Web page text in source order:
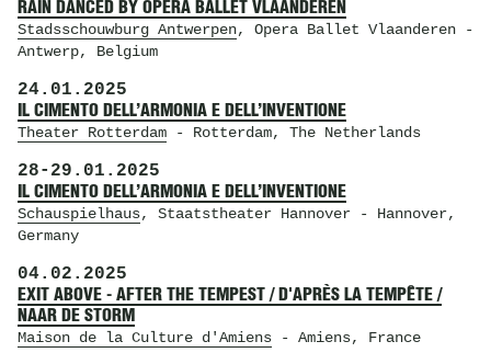
RAIN DANCED BY OPERA BALLET VLAANDEREN
Stadsschouwburg Antwerpen, Opera Ballet Vlaanderen-
Antwerp, Belgium
24.01.2025
IL CIMENTO DELL’ARMONIA E DELL’INVENTIONE
Theater Rotterdam- Rotterdam, The Netherlands
28- 29.01.2025
IL CIMENTO DELL’ARMONIA E DELL’INVENTIONE
Schauspielhaus, Staatstheater Hannover- Hannover,
Germany
04.02.2025
EXIT ABOVE - AFTER THE TEMPEST / D'APRÈS LA TEMPÊTE /
NAAR DE STORM
Maison de la Culture d'Amiens- Amiens, France